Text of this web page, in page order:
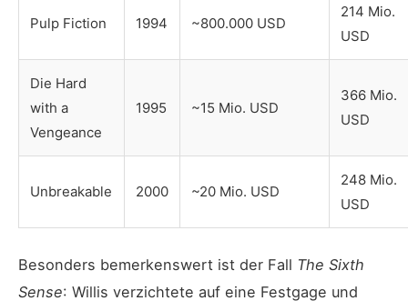
Pulp Fiction 1994 ~800.000 USD
214 Mio.
USD
Die Hard
with a
Vengeance
1995 ~15 Mio. USD
366 Mio.
USD
Unbreakable 2000 ~20 Mio. USD
248 Mio.
USD
Besonders bemerkenswert ist der Fall The Sixth
Sense: Willis verzichtete auf eine Festgage und